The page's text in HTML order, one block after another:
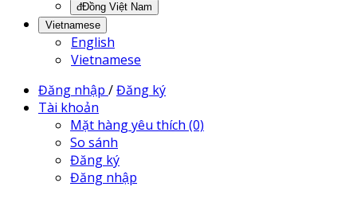
đĐồng Việt Nam
Vietnamese
English
Vietnamese
Đăng nhập /Đăng ký
Tài khoản
Mặt hàng yêu thích (0)
So sánh
Đăng ký
Đăng nhập